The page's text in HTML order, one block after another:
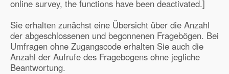
online survey, the functions have been deactivated.]
Sie erhalten zunächst eine Übersicht über die Anzahl
der abgeschlossenen und begonnenen Fragebögen. Bei
Umfragen ohne Zugangscode erhalten Sie auch die
Anzahl der Aufrufe des Fragebogens ohne jegliche
Beantwortung.